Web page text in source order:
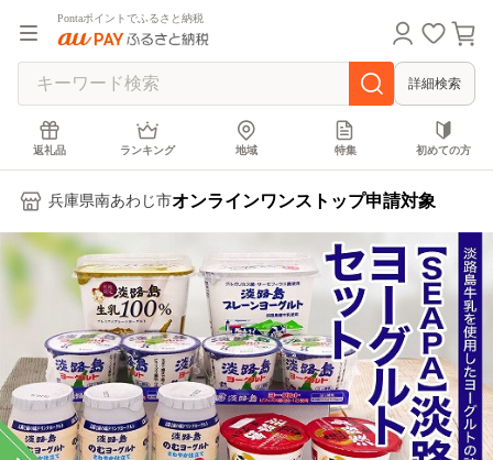
Pontaポイントでふるさと納税
詳細検索
返礼品 ランキング 地域 特集 初めての方
兵庫県南あわじ市オンラインワンストップ申請対象